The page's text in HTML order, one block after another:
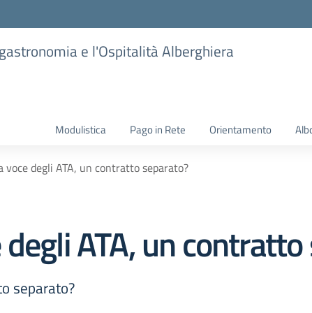
e l'Ospitalità Alberghiera
Modulistica Pago in Rete Orientamento
voce degli ATA, un contratto separato?
ATA, un
separato?